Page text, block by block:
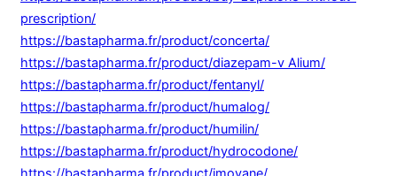
prescription/
https://bastapharma.fr/product/concerta/
https://bastapharma.fr/product/diazepam-v Alium/
https://bastapharma.fr/product/fentanyl/
https://bastapharma.fr/product/humalog/
https://bastapharma.fr/product/humilin/
https://bastapharma.fr/product/hydrocodone/